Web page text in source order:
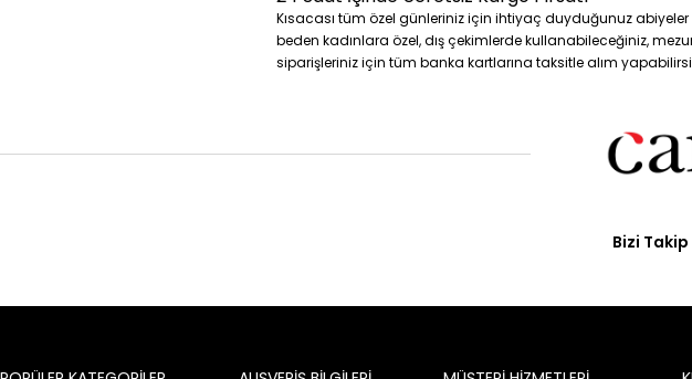
Puan Mavi
Siyah
Kısacası tüm özel günleriniz için ihtiyaç duyduğunuz
beden kadınlara özel, dış çekimlerde kullanabileceğiniz,
siparişleriniz için tüm banka kartlarına taksitle alım
Bizi Takip